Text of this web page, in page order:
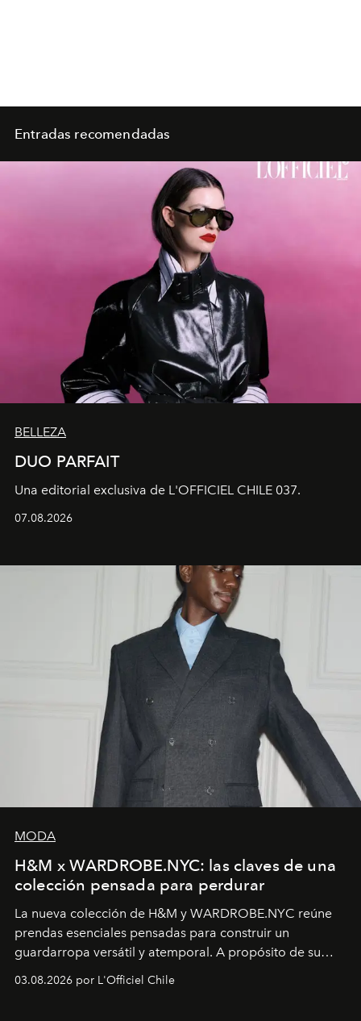
Entradas recomendadas
BELLEZA
DUO PARFAIT
Una editorial exclusiva de L'OFFICIEL CHILE 037.
07.08.2026
MODA
H&M x WARDROBE.NYC: las claves de una
colección pensada para perdurar
La nueva colección de H&M y WARDROBE.NYC reúne
prendas esenciales pensadas para construir un
guardarropa versátil y atemporal. A propósito de su
lanzamiento, los fundadores de la firma neoyorquina y
la asesora creativa y jefa de diseño global de la marca
03.08.2026 por L'Officiel Chile